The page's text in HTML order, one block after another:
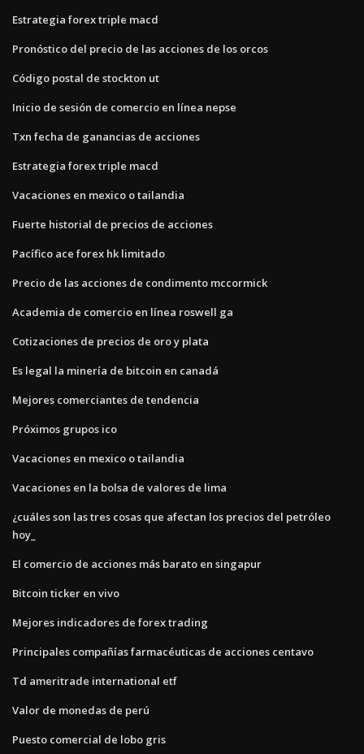
Estrategia forex triple macd
Pronóstico del precio de las acciones de los orcos
Código postal de stockton ut
Inicio de sesión de comercio en línea nepse
Txn fecha de ganancias de acciones
Estrategia forex triple macd
Vacaciones en mexico o tailandia
Fuerte historial de precios de acciones
Pacífico ace forex hk limitado
Precio de las acciones de condimento mccormick
Academia de comercio en línea roswell ga
Cotizaciones de precios de oro y plata
Es legal la minería de bitcoin en canadá
Mejores comerciantes de tendencia
Próximos grupos ico
Vacaciones en mexico o tailandia
Vacaciones en la bolsa de valores de lima
¿cuáles son las tres cosas que afectan los precios del petróleo
hoy_
El comercio de acciones más barato en singapur
Bitcoin ticker en vivo
Mejores indicadores de forex trading
Principales compañías farmacéuticas de acciones centavo
Td ameritrade international etf
Valor de monedas de perú
Puesto comercial de lobo gris